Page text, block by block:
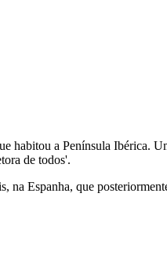
habitou a Península Ibérica.
de todos'.
Espanha, que